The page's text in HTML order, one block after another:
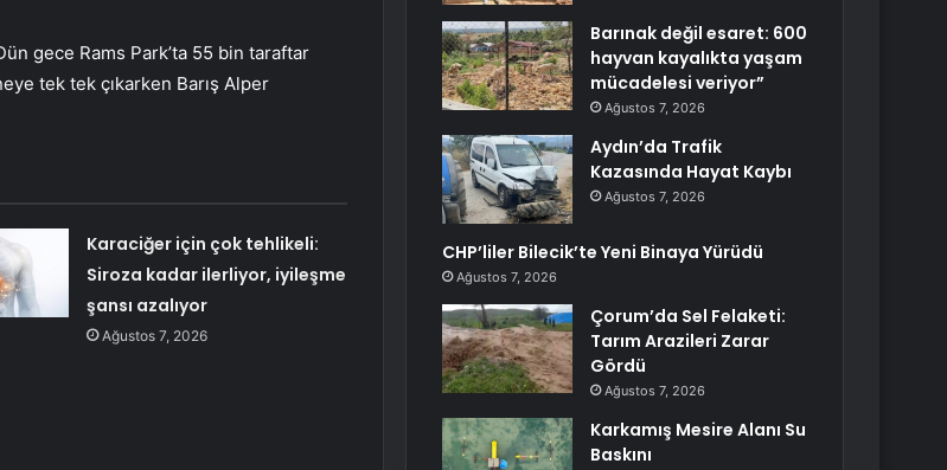
gece Rams Park’ta 55 bin taraftar
tek tek çıkarken Barış Alper
Karaciğer için çok tehlikeli:
Siroza kadar ilerliyor, iyileşme
şansı azalıyor
Ağustos 7, 2026
Barınak değil esaret: 600
hayvan kayalıkta yaşam
mücadelesi veriyor”
Ağustos 7, 2026
Aydın’da Trafik
Kazasında Hayat Kaybı
Ağustos 7, 2026
CHP’liler Bilecik’te Yeni Binaya Yürüdü
Ağustos 7, 2026
Çorum’da Sel Felaketi:
Tarım Arazileri Zarar
Gördü
Ağustos 7, 2026
Karkamış Mesire Alanı Su
Baskını